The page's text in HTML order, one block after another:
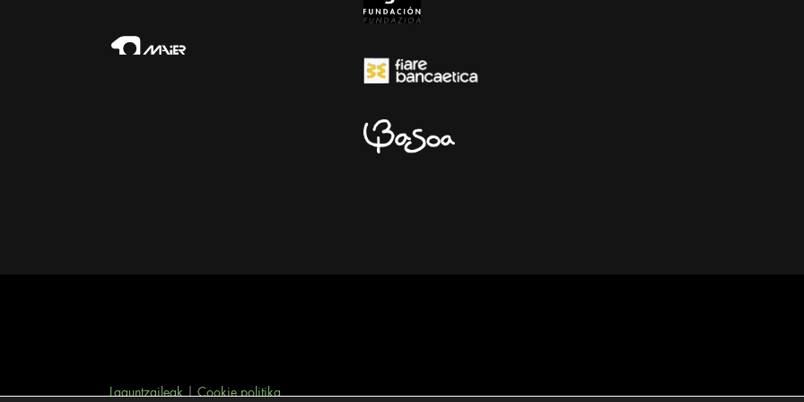
Laguntzaileak|Cookie politika